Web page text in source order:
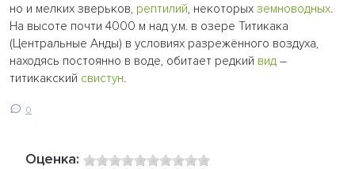
но и мелких зверьков, рептилий, некоторых земноводных.
На высоте почти 4000 м над у.м. в озере Титикака
(Центральные Анды) в условиях разрежённого воздуха,
находясь постоянно в воде, обитает редкий вид –
титикакский свистун.
0
Оценка: